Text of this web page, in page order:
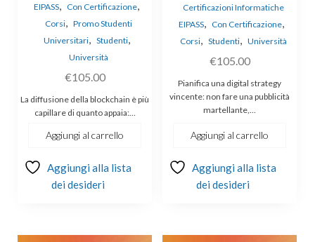
EIPASS, Con Certificazione,
Corsi, Promo Studenti
Universitari, Studenti,
Università
€105.00
La diffusione della blockchain è più
capillare di quanto appaia:…
Aggiungi al carrello
Aggiungi alla lista
dei desideri
Certificazioni Informatiche
EIPASS, Con Certificazione,
Corsi, Studenti, Università
€105.00
Pianifica una digital strategy
vincente: non fare una pubblicità
martellante,…
Aggiungi al carrello
Aggiungi alla lista
dei desideri